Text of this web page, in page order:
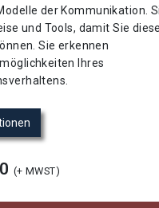
der Kommunikation.
und Tools, damit Sie
Sie erkennen
Ihres
(+ MWST)